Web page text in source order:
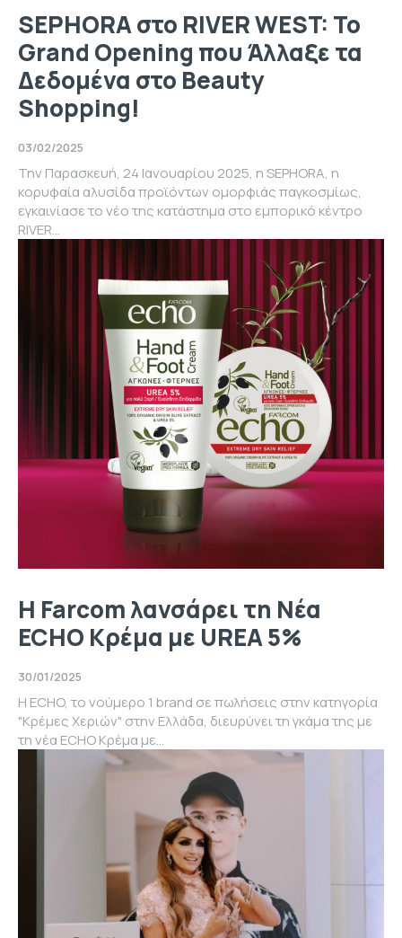
SEPHORA στο RIVER WEST: Το
Grand Opening που Άλλαξε τα
Δεδομένα στο Beauty
Shopping!
03/02/2025
Την Παρασκευή, 24 Ιανουαρίου 2025, η SEPHORA, η
κορυφαία αλυσίδα προϊόντων ομορφιάς παγκοσμίως,
εγκαινίασε το νέο της κατάστημα στο εμπορικό κέντρο
RIVER...
H Farcom λανσάρει τη Νέα
ECHO Κρέμα με UREA 5%
30/01/2025
Η ECHO, το νούμερο 1 brand σε πωλήσεις στην κατηγορία
"Κρέμες Χεριών" στην Ελλάδα, διευρύνει τη γκάμα της με
τη νέα ECHO Κρέμα με...